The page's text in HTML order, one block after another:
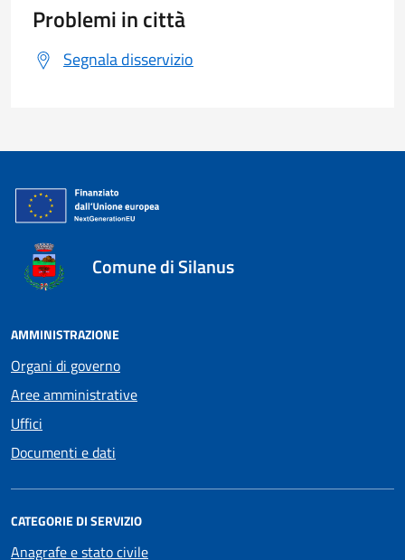
Problemi in città
Segnala disservizio
Comune di Silanus
AMMINISTRAZIONE
Organi di governo
Aree amministrative
Uffici
Documenti e dati
CATEGORIE DI SERVIZIO
Anagrafe e stato civile